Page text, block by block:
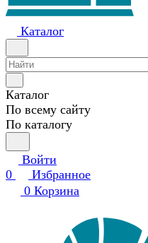
Каталог
Каталог
По всему сайту
По каталогу
Войти
0
Избранное
0 Корзина